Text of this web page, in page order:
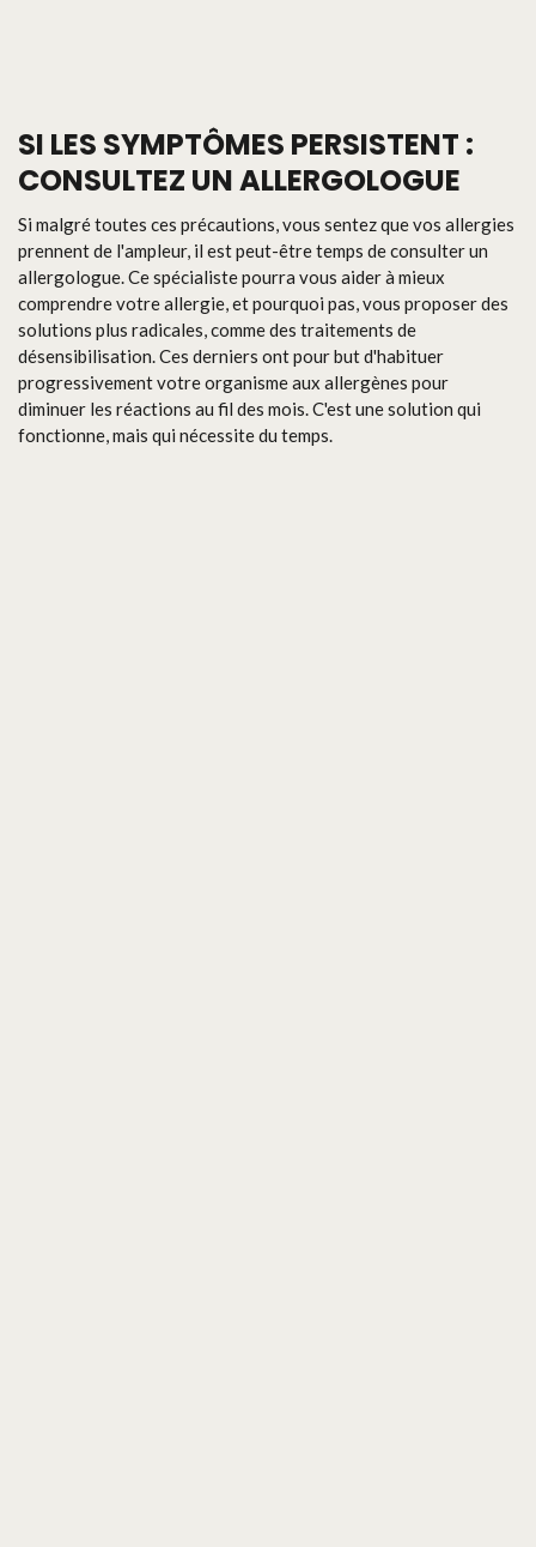
SI LES SYMPTÔMES PERSISTENT :
CONSULTEZ UN ALLERGOLOGUE
Si malgré toutes ces précautions, vous sentez que vos allergies
prennent de l'ampleur, il est peut-être temps de consulter un
allergologue. Ce spécialiste pourra vous aider à mieux
comprendre votre allergie, et pourquoi pas, vous proposer des
solutions plus radicales, comme des traitements de
désensibilisation. Ces derniers ont pour but d'habituer
progressivement votre organisme aux allergènes pour
diminuer les réactions au fil des mois. C'est une solution qui
fonctionne, mais qui nécessite du temps.